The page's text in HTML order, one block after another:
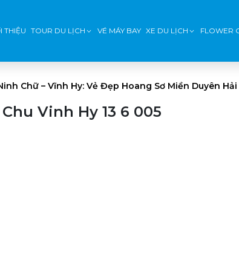
THIỆU TOUR DU LỊCH VÉ MÁY BAY XE DU LỊCH FLOWER
Chữ – Vĩnh Hy: Vẻ Đẹp Hoang Sơ Miền Duyên
Vinh Hy 13 6 005